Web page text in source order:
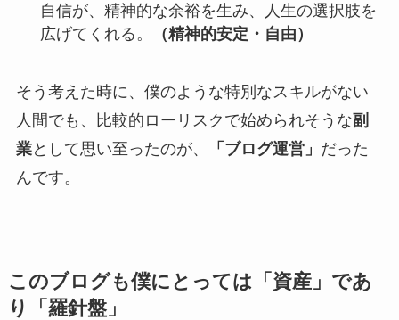
自信が、精神的な余裕を生み、人生の選択肢を
広げてくれる。
（精神的安定・自由）
そう考えた時に、僕のような特別なスキルがない
人間でも、比較的ローリスクで始められそうな副
業として思い至ったのが、 「ブログ運営」 だった
んです。
このブログも僕にとっては「資産」であ
り「羅針盤」